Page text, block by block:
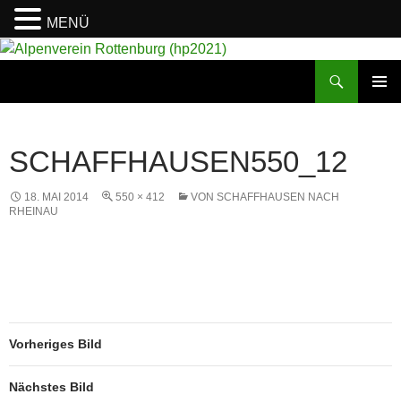
SCHAFFHAUSEN550_12
18. MAI 2014 550 × 412
VON SCHAFFHAUSEN NACH
RHEINAU
Vorheriges Bild
Nächstes Bild
MENÜ